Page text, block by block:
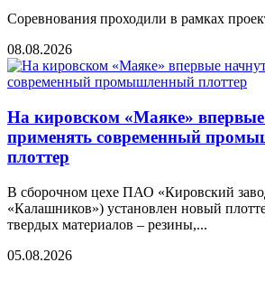
Соревнования проходили в рамках
08.08.2026
На кировском «Маяке»
применять современный
плоттер
В сборочном цехе ПАО «Кировский
«Калашников») установлен новый
твердых материалов – резины,...
05.08.2026